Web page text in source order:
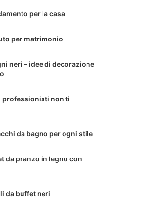
per la casa
per matrimonio
neri – idee di decorazione
professionisti non ti
da bagno per ogni stile
da pranzo in legno con
da buffet neri